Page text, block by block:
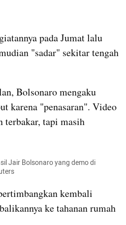
pada Jumat lalu
"sadar" sekitar tengah
Bolsonaro mengaku
karena "penasaran". Video
terbakar, tapi masih
Jair Bolsonaro yang demo di
kembali
ke tahanan rumah